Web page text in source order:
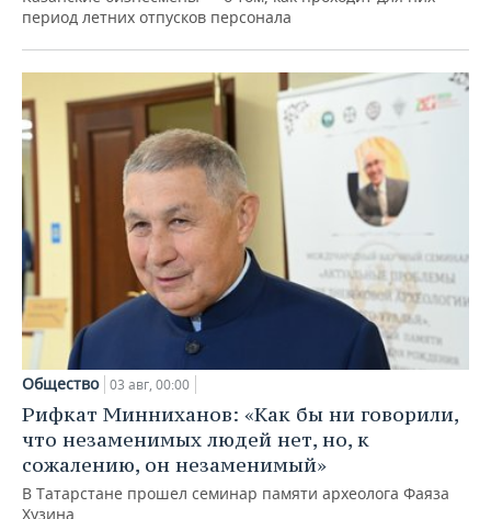
период летних отпусков персонала
Общество 03 авг, 00:00
Рифкат Минниханов: «Как бы ни говорили,
что незаменимых людей нет, но, к
сожалению, он незаменимый»
В Татарстане прошел семинар памяти археолога Фаяза
Хузина